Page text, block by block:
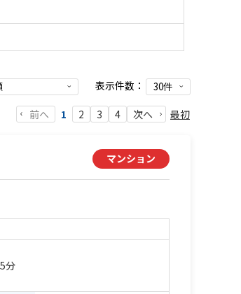
表示件数：
前へ 1 2 3 4 次へ 最初
マンション
分